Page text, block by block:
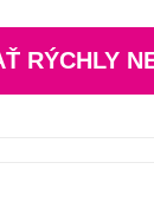
RÝCHLY